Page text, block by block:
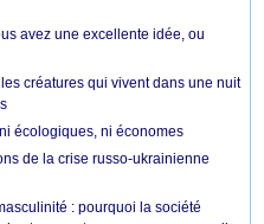
avez une excellente idée, ou
créatures qui vivent dans une nuit
écologiques, ni économes
de la crise russo-ukrainienne
: pourquoi la société